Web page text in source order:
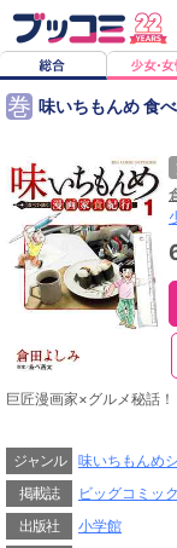
巻 味いちもんめ 食
巨匠漫画家×グルメ秘話！
巨匠漫画家の「食」にま
『味いち』キャラの伊橋
日本が誇る超有名漫画家
駆け出し時代の苦労話や
“食”の面からじっくり伺
ジャンル
味いちもんめ
掲載誌
ビッグコミッ
出版社
小学館